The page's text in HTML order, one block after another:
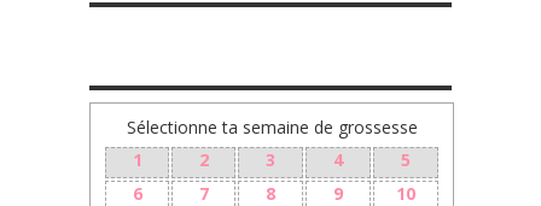
Sélectionne ta semaine de grossesse
1
2 3 4
5
6
7 8 9
10